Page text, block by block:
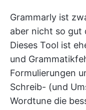
Grammarly ist
aber nicht so gut
Dieses Tool ist
und
Formulierungen
Schreib- (und
Wordtune die